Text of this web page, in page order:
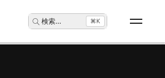
検索... ⌘K